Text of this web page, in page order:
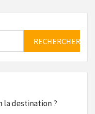
la destination ?